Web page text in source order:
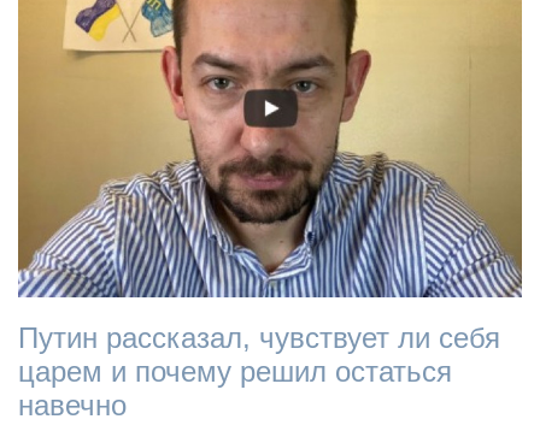
Путин рассказал, чувствует ли себя
царем и почему решил остаться
навечно